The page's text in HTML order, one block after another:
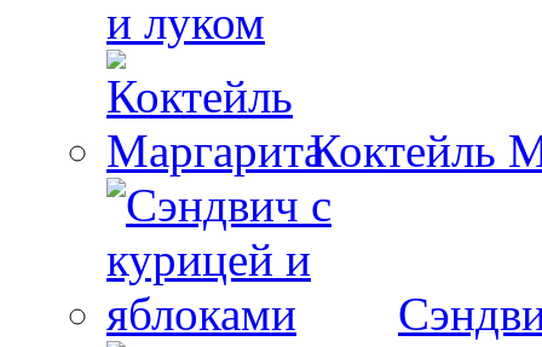
и луком
Коктейль